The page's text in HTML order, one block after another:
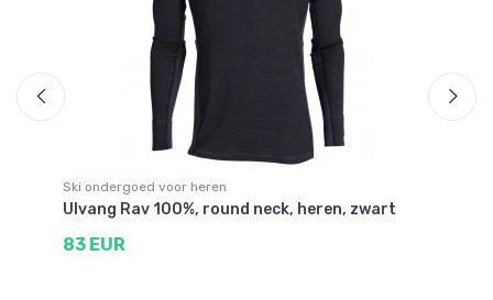
Ski ondergoed voor heren
Ulvang Rav 100%, round neck, heren, zwart
83 EUR